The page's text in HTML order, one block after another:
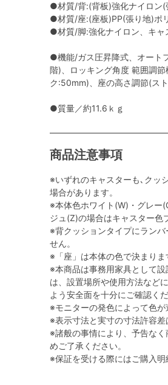
●材質/背:(背板)強化ナイロン(
●材質/座:(座板)PP(張り地)ポ
●材質/脚:強化ナイロン、キャ
●機能/ガス圧昇降式、オート
階)、ロッキング角度 範囲調
ク:50mm)、座の高さ調節(ス
●質量／約11.6ｋｇ
商品注意事項
※いずれのキャスターも､クッ
場合があります。
※本体色ホワイト(W)・グレー
ジュ(Z)の場合はキャスター色
※背クッションタイプにラン
せん。
※「座」は本体の色で決まりま
※本商品は事務用家具として
は、設置場所や使用方法など
よう安全面を十分にご確認くだ
※モニターの発色によって色が
※表示寸法と実寸の寸法許容差
※諸般の事情により、予告な
めご了承ください。
※保証を受ける際にはご購入明